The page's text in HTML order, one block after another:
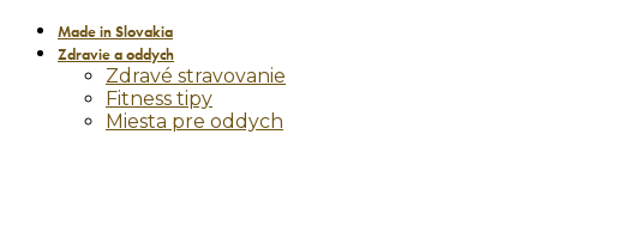
Made in Slovakia
Zdravie a oddych
Zdravé stravovanie
Fitness tipy
Miesta pre oddych